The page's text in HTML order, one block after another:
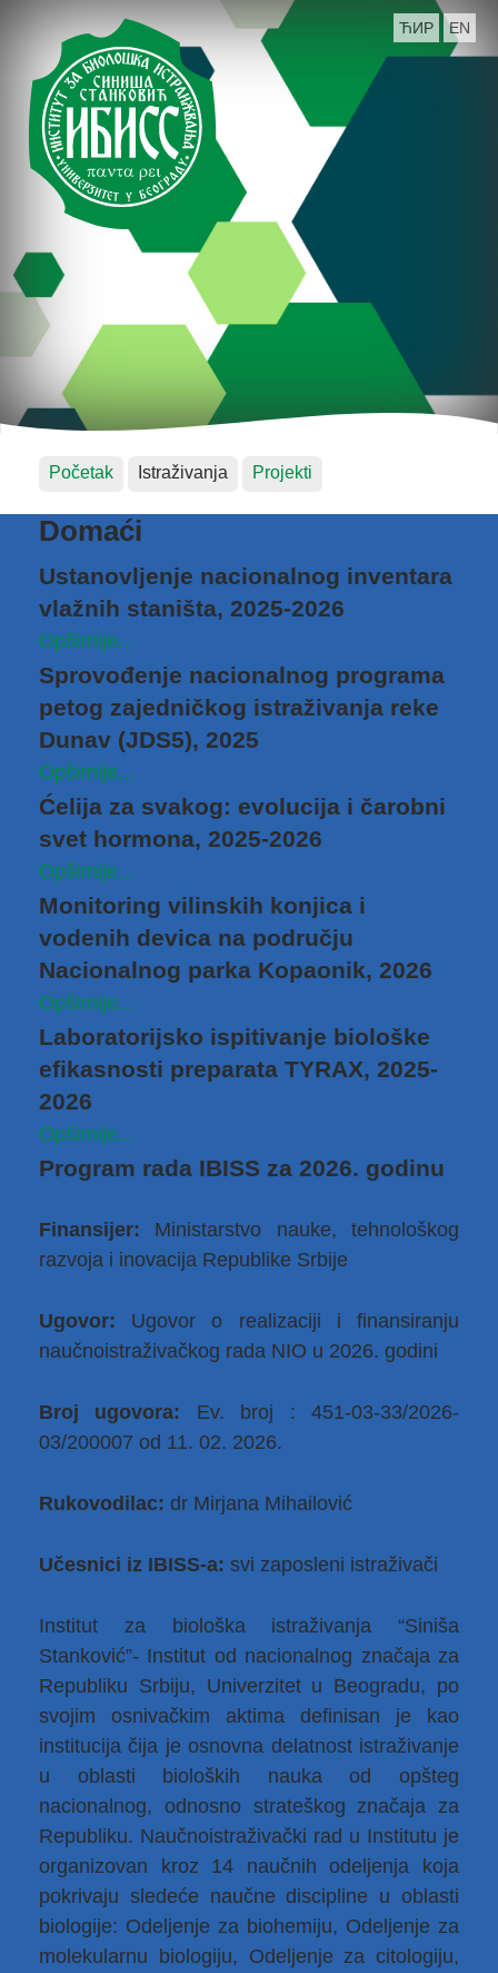
ЋИР EN
Početak Istraživanja Projekti
Domaći
Ustanovljenje nacionalnog inventara
vlažnih staništa, 2025-2026
Opširnije...
Sprovođenje nacionalnog programa
petog zajedničkog istraživanja reke
Dunav (JDS5), 2025
Opširnije...
Ćelija za svakog: evolucija i čarobni
svet hormona, 2025-2026
Opširnije...
Monitoring vilinskih konjica i
vodenih devica na području
Nacionalnog parka Kopaonik, 2026
Opširnije...
Laboratorijsko ispitivanje biološke
efikasnosti preparata TYRAX, 2025-
2026
Opširnije...
Program rada IBISS za 2026. godinu
Finansijer:
Ministarstvo nauke, tehnološkog
razvoja i inovacija Republike Srbije
Ugovor: Ugovor o realizaciji i finansiranju
naučnoistraživačkog rada NIO u 2026. godini
Broj ugovora: Ev. broj : 451-03-33/2026-
03/200007 od 11. 02. 2026.
Rukovodilac: dr Mirjana Mihailović
Učesnici iz IBISS-a: svi zaposleni istraživači
Institut za biološka istraživanja “Siniša
Stanković”- Institut od nacionalnog značaja za
Republiku Srbiju, Univerzitet u Beogradu, po
svojim osnivačkim aktima definisan je kao
institucija čija je osnovna delatnost istraživanje
u oblasti bioloških nauka od opšteg
nacionalnog, odnosno strateškog značaja za
Republiku. Naučnoistraživački rad u Institutu je
organizovan kroz 14 naučnih odeljenja koja
pokrivaju sledeće naučne discipline u oblasti
biologije: Odeljenje za biohemiju, Odeljenje za
molekularnu biologiju, Odeljenje za citologiju,